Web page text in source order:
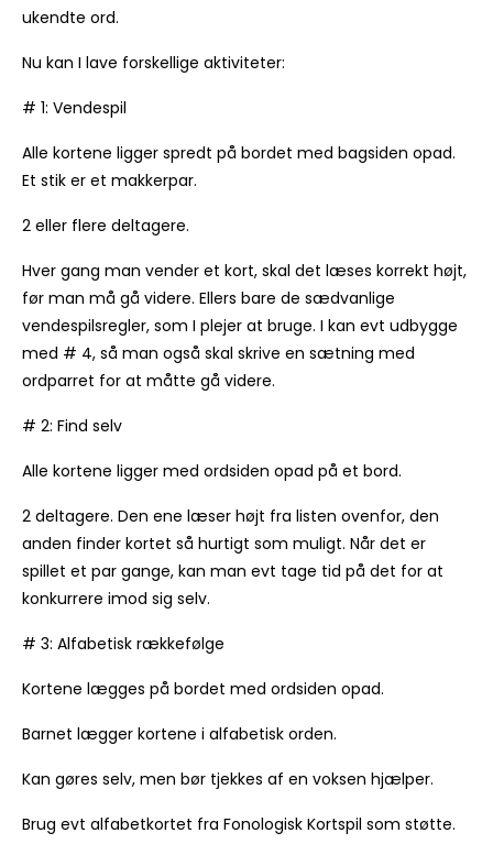
ukendte ord.
Nu kan I lave forskellige aktiviteter:
# 1: Vendespil
Alle kortene ligger spredt på bordet med bagsiden opad.
Et stik er et makkerpar.
2 eller flere deltagere.
Hver gang man vender et kort, skal det læses korrekt højt,
før man må gå videre. Ellers bare de sædvanlige
vendespilsregler, som I plejer at bruge. I kan evt udbygge
med # 4, så man også skal skrive en sætning med
ordparret for at måtte gå videre.
# 2: Find selv
Alle kortene ligger med ordsiden opad på et bord.
2 deltagere. Den ene læser højt fra listen ovenfor, den
anden finder kortet så hurtigt som muligt. Når det er
spillet et par gange, kan man evt tage tid på det for at
konkurrere imod sig selv.
# 3: Alfabetisk rækkefølge
Kortene lægges på bordet med ordsiden opad.
Barnet lægger kortene i alfabetisk orden.
Kan gøres selv, men bør tjekkes af en voksen hjælper.
Brug evt alfabetkortet fra Fonologisk Kortspil som støtte.